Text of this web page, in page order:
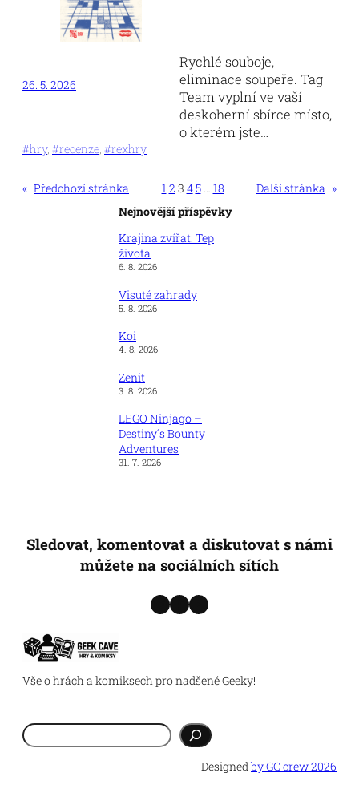
26. 5. 2026
Rychlé souboje,
eliminace soupeře. Tag
Team vyplní ve vaší
deskoherní sbírce místo,
o kterém jste…
#hry, #recenze, #rexhry
« Předchozí stránka 12 3 45 … 18 Další stránka »
Nejnovější příspěvky
Krajina zvířat: Tep
života
6. 8. 2026
Visuté zahrady
5. 8. 2026
Koi
4. 8. 2026
Zenit
3. 8. 2026
LEGO Ninjago –
Destiny´s Bounty
Adventures
31. 7. 2026
Sledovat, komentovat a diskutovat s námi
můžete na sociálních sítích
Instagram
Facebook
YouTube
Vše o hrách a komiksech pro nadšené Geeky!
Hledat
Designedby GC crew 2026